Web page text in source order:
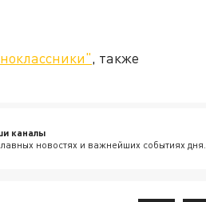
, также
каналы
новостях и важнейших событиях дня.